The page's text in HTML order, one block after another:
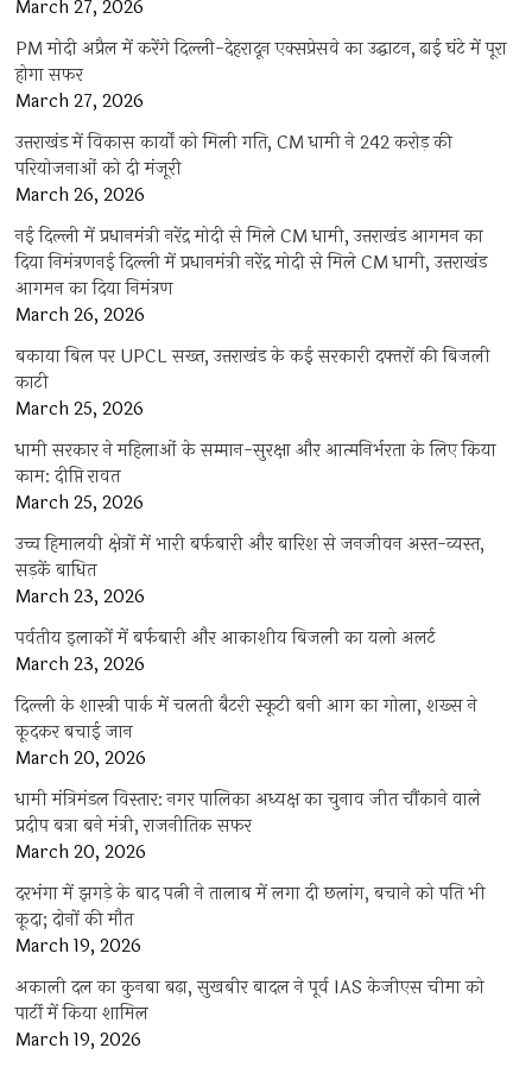
March 27, 2026
PM मोदी अप्रैल में करेंगे दिल्ली-देहरादून एक्सप्रेसवे का उद्घाटन, ढाई घंटे में पूरा
होगा सफर
March 27, 2026
उत्तराखंड में विकास कार्यों को मिली गति, CM धामी ने 242 करोड़ की
परियोजनाओं को दी मंजूरी
March 26, 2026
नई दिल्ली में प्रधानमंत्री नरेंद्र मोदी से मिले CM धामी, उत्तराखंड आगमन का
दिया निमंत्रणनई दिल्ली में प्रधानमंत्री नरेंद्र मोदी से मिले CM धामी, उत्तराखंड
आगमन का दिया निमंत्रण
March 26, 2026
बकाया बिल पर UPCL सख्त, उत्तराखंड के कई सरकारी दफ्तरों की बिजली
काटी
March 25, 2026
धामी सरकार ने महिलाओं के सम्मान-सुरक्षा और आत्मनिर्भरता के लिए किया
काम: दीप्ति रावत
March 25, 2026
उच्च हिमालयी क्षेत्रों में भारी बर्फबारी और बारिश से जनजीवन अस्त-व्यस्त,
सड़कें बाधित
March 23, 2026
पर्वतीय इलाकों में बर्फबारी और आकाशीय बिजली का यलो अलर्ट
March 23, 2026
दिल्ली के शास्त्री पार्क में चलती बैटरी स्कूटी बनी आग का गोला, शख्स ने
कूदकर बचाई जान
March 20, 2026
धामी मंत्रिमंडल विस्तार: नगर पालिका अध्यक्ष का चुनाव जीत चौंकाने वाले
प्रदीप बत्रा बने मंत्री, राजनीतिक सफर
March 20, 2026
दरभंगा में झगड़े के बाद पत्नी ने तालाब में लगा दी छलांग, बचाने को पति भी
कूदा; दोनों की मौत
March 19, 2026
अकाली दल का कुनबा बढ़ा, सुखबीर बादल ने पूर्व IAS केजीएस चीमा को
पार्टी में किया शामिल
March 19, 2026